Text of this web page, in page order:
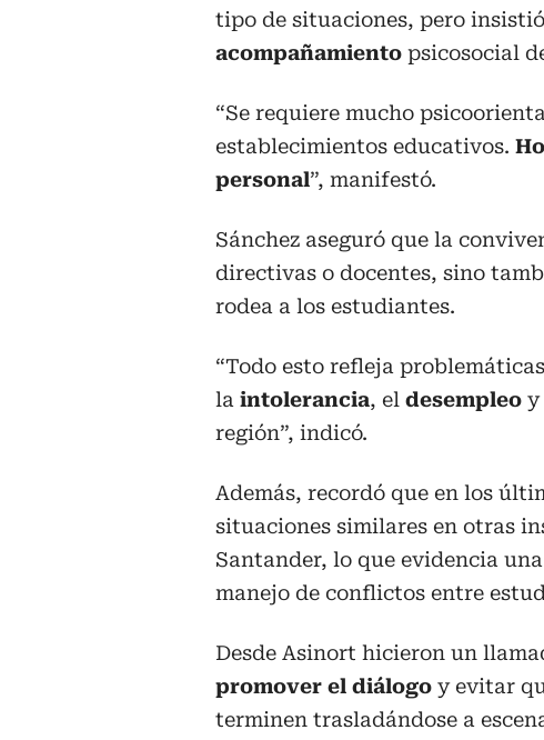
tipo de situaciones, pero
acompañamiento psicosocial
“Se requiere mucho
establecimientos educativos.
personal”, manifestó.
Sánchez aseguró que la
directivas o docentes, sino
rodea a los estudiantes.
“Todo esto refleja
la intolerancia, el desempleo y
región”, indicó.
Además, recordó que en los
situaciones similares en otras
Santander, lo que evidencia una
manejo de conflictos entre
Desde Asinort hicieron un
promover el diálogo y evitar
terminen trasladándose a